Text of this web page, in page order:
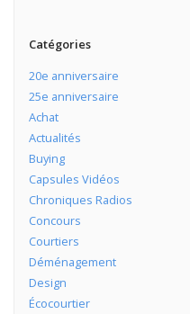
Catégories
20e anniversaire
25e anniversaire
Achat
Actualités
Buying
Capsules Vidéos
Chroniques Radios
Concours
Courtiers
Déménagement
Design
Écocourtier